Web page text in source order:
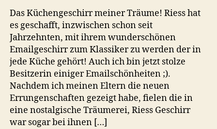
Das Küchengeschirr meiner Träume! Riess hat
es geschafft, inzwischen schon seit
Jahrzehnten, mit ihrem wunderschönen
Emailgeschirr zum Klassiker zu werden der in
jede Küche gehört! Auch ich bin jetzt stolze
Besitzerin einiger Emailschönheiten ;).
Nachdem ich meinen Eltern die neuen
Errungenschaften gezeigt habe, fielen die in
eine nostalgische Träumerei, Riess Geschirr
war sogar bei ihnen […]